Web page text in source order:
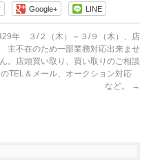
Google+ LINE
年 ３/２（木）～３/９（木）、店
主不在のため一部業務対応出来ませ
ん。店頭買い取り、買い取りのご相談
のTEL＆メール、オークション対応
など。
→